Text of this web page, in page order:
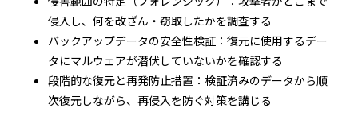
侵入し、何を改ざん・窃取したかを調査する
バックアップデータの安全性検証：復元に使用するデー
タにマルウェアが潜伏していないかを確認する
段階的な復元と再発防止措置：検証済みのデータから順
次復元しながら、再侵入を防ぐ対策を講じる